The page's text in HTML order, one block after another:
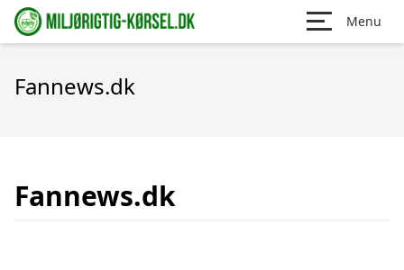
Menu
Fannews.dk
Fannews.dk